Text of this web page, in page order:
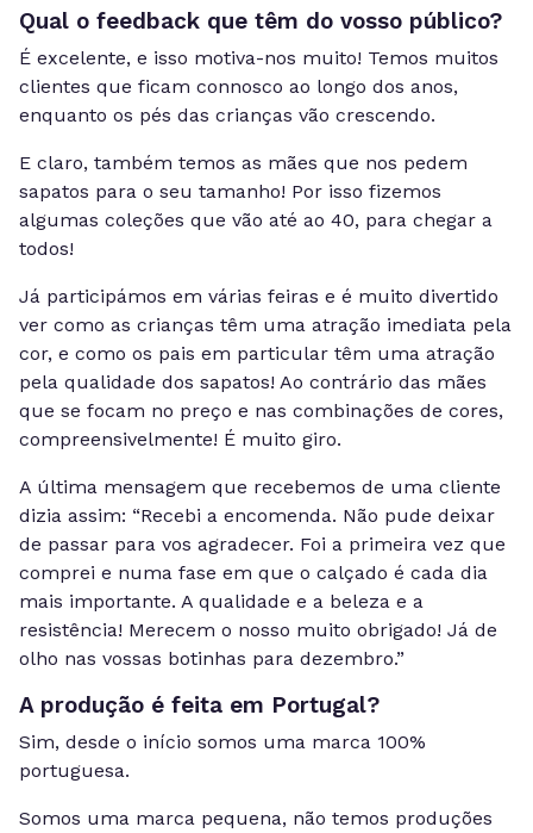
Qual o feedback que têm do vosso público?
É excelente, e isso motiva-nos muito! Temos muitos
clientes que ficam connosco ao longo dos anos,
enquanto os pés das crianças vão crescendo.
E claro, também temos as mães que nos pedem
sapatos para o seu tamanho! Por isso fizemos
algumas coleções que vão até ao 40, para chegar a
todos!
Já participámos em várias feiras e é muito divertido
ver como as crianças têm uma atração imediata pela
cor, e como os pais em particular têm uma atração
pela qualidade dos sapatos! Ao contrário das mães
que se focam no preço e nas combinações de cores,
compreensivelmente! É muito giro.
A última mensagem que recebemos de uma cliente
dizia assim: “Recebi a encomenda. Não pude deixar
de passar para vos agradecer. Foi a primeira vez que
comprei e numa fase em que o calçado é cada dia
mais importante. A qualidade e a beleza e a
resistência! Merecem o nosso muito obrigado! Já de
olho nas vossas botinhas para dezembro.”
A produção é feita em Portugal?
Sim, desde o início somos uma marca 100%
portuguesa.
Somos uma marca pequena, não temos produções